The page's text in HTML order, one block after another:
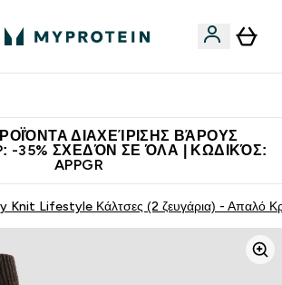
ΔΙΑΧΕΊΡΙΣΗΣ ΒΆΡΟΥΣ
-35% ΣΧΕΔΌΝ ΣΕ ΌΛΑ | ΚΩΔΙΚΌΣ:
APPGR
Knit Lifestyle Κάλτσες (2 ζευγάρια) - Απαλό